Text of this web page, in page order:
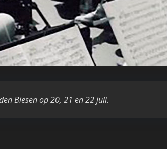
Biesen op 20, 21 en 22 juli.